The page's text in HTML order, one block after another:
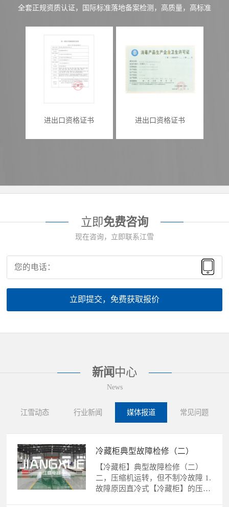
全套正规资质认证，国际标准落地备案检测，高质量，高标准
进出口资格证书 进出口资格证书
立即免费咨询
现在咨询，立即联系江雪
立即提交，免费获取报价
新闻 中心
News
江雪动态 行业新闻 媒体报道 常见问题
冷藏柜典型故障检修（二）
【冷藏柜】典型故障检修（二）
二，压缩机运转，但不制冷故障 1.
故障原因直冷式【冷藏柜】的压缩